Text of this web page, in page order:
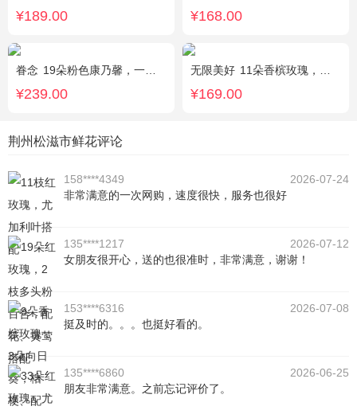
¥189.00 ¥168.00
眷念 19朵粉色康乃馨，一条灯带，满天星、绿叶搭配
¥239.00
无限美好 11朵香槟玫瑰，桔梗、小花、绿叶搭配
¥169.00
荆州松滋市鲜花评论
158****4349
2026-07-24
非常满意的一次网购，速度很快，服务也很好
135****1217
2026-07-12
女朋友很开心，送的也很准时，非常满意，谢谢！
153****6316
2026-07-08
挺及时的。。。也挺好看的。
135****6860
2026-06-25
朋友非常满意。之前忘记评价了。